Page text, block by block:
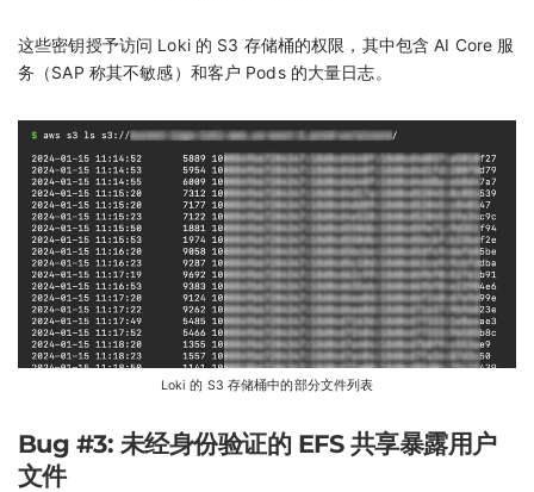
这些密钥授予访问 Loki 的 S3 存储桶的权限，其中包含 AI Core 服
务（SAP 称其不敏感）和客户 Pods 的大量日志。
Loki 的 S3 存储桶中的部分文件列表
Bug #3: 未经身份验证的 EFS 共享暴露用户
文件